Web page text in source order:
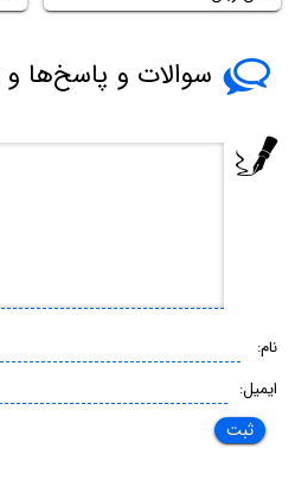
سوالات و پاسخ‌ها و
نام:
ایمیل: